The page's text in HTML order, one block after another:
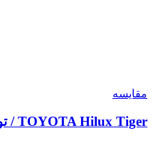
مقایسه
TOYOTA Hilux Tiger / تویوتا هایلوکس تایگر